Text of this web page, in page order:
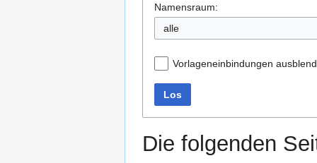
Namensraum:
alle
Vorlageneinbindungen
Los
Die folgenden